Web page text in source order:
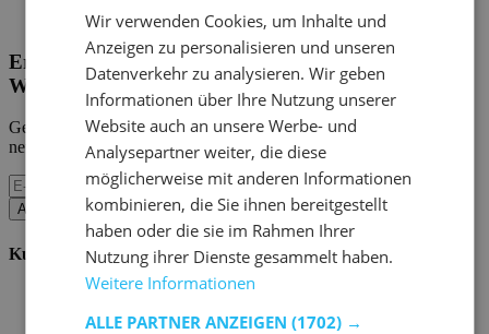
Home Emob|Mein Konto
Erhalten Sie unsere neuen Kollektionen und
Werbeaktionen.
Geben Sie uns Ihre E-Mail und Sie werden monatlich über die
neuesten Ereignisse informiert.
Abonnieren
Kundenservice
Zahlungsmöglichkeiten
Wir verwenden Cookies, um Inhalte und
Anzeigen zu personalisieren und unseren
Datenverkehr zu analysieren. Wir geben
Informationen über Ihre Nutzung unserer
Website auch an unsere Werbe- und
Analysepartner weiter, die diese
möglicherweise mit anderen Informationen
kombinieren, die Sie ihnen bereitgestellt
haben oder die sie im Rahmen Ihrer
Nutzung ihrer Dienste gesammelt haben.
Weitere Informationen
ALLE PARTNER ANZEIGEN (1702) →